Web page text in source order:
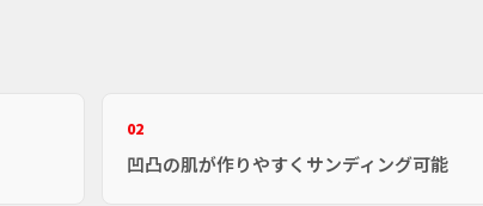
02
凹凸の肌が作りやすくサンディング可能